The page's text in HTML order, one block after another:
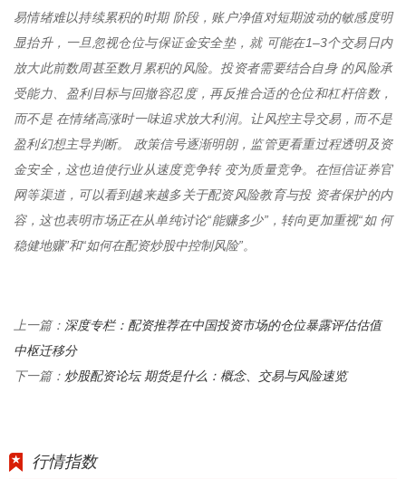
易情绪难以持续累积的时期 阶段，账户净值对短期波动的敏感度明
显抬升，一旦忽视仓位与保证金安全垫，就 可能在1–3个交易日内
放大此前数周甚至数月累积的风险。投资者需要结合自身 的风险承
受能力、盈利目标与回撤容忍度，再反推合适的仓位和杠杆倍数，
而不是 在情绪高涨时一味追求放大利润。让风控主导交易，而不是
盈利幻想主导判断。 政策信号逐渐明朗，监管更看重过程透明及资
金安全，这也迫使行业从速度竞争转 变为质量竞争。在恒信证券官
网等渠道，可以看到越来越多关于配资风险教育与投 资者保护的内
容，这也表明市场正在从单纯讨论“能赚多少”，转向更加重视“如 何
稳健地赚”和“如何在配资炒股中控制风险”。
上一篇： 深度专栏：配资推荐在中国投资市场的仓位暴露评估估值
中枢迁移分
下一篇： 炒股配资论坛 期货是什么：概念、交易与风险速览
行情指数